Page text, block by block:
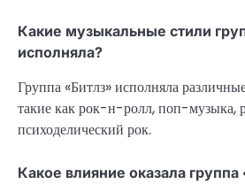
Какие музыкальные стили
исполняла?
Группа «Битлз» исполняла
такие как рок-н-ролл, поп-музыка,
психоделический рок.
Какое влияние оказала группа